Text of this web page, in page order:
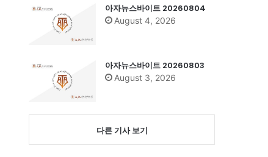
아자뉴스바이트 20260804
August 4, 2026
아자뉴스바이트 20260803
August 3, 2026
다른 기사 보기